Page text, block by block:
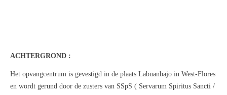
ACHTERGROND :
Het opvangcentrum is gevestigd in de plaats Labuanbajo in West-Flores
en wordt gerund door de zusters van SSpS ( Servarum Spiritus Sancti /